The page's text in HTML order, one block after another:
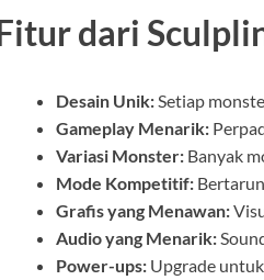
dari
Desain Unik: Setiap
Gameplay Menarik:
Variasi Monster: Banyak
Mode Kompetitif:
Grafis yang Menawan:
Audio yang Menarik:
Power-ups: Upgrade